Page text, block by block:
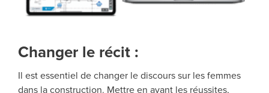
Changer le récit :
Il est essentiel de changer le discours sur les femmes
dans la construction. Mettre en avant les réussites,